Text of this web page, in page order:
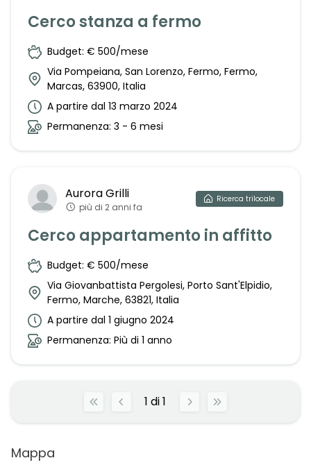
Cerco stanza a fermo
Budget: € 500/mese
Via Pompeiana, San Lorenzo, Fermo, Fermo,
Marcas, 63900, Italia
A partire dal 13 marzo 2024
Permanenza: 3 - 6 mesi
AuroraGrilli
più di 2 anni fa
Ricerca trilocale
Cerco appartamento in affitto
Budget: € 500/mese
Via Giovanbattista Pergolesi, Porto Sant'Elpidio,
Fermo, Marche, 63821, Italia
A partire dal 1 giugno 2024
Permanenza: Più di 1 anno
1 di1
Mappa